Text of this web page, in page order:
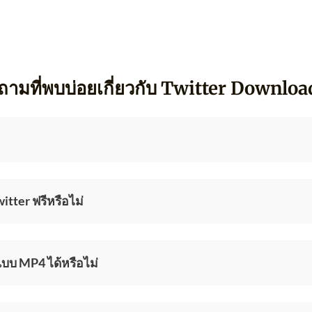
ามที่พบบ่อยเกี่ยวกับ Twitter
ฟรีหรือไม่
บ MP4 ได้หรือไม่